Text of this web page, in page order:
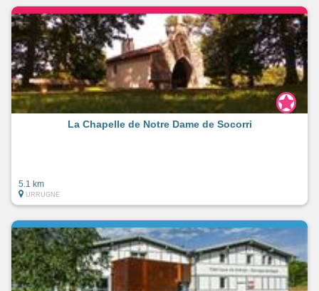
La Chapelle de Notre Dame de Socorri
5.1 km
URRUGNE